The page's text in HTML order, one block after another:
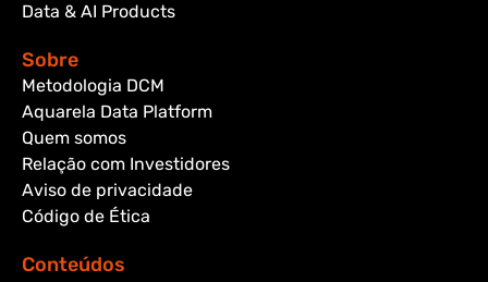
Data & AI Products
Sobre
Metodologia DCM
Aquarela Data Platform
Quem somos
Relação com Investidores
Aviso de privacidade
Código de Ética
Conteúdos